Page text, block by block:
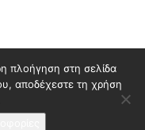
Δεδομένων
πλοήγηση στη σελίδα
αποδέχεστε τη χρήση